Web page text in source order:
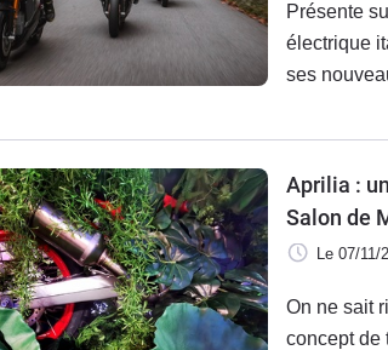
Présente
électrique
ses
Aprilia :
Salon de
Le 07/11/
On ne sait
concept de